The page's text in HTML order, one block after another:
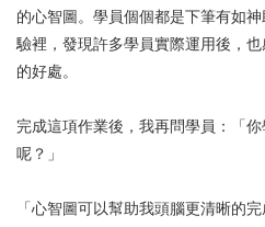
的心智圖。學員個個都是下筆有如
驗裡，發現許多學員實際運用後，
的好處。
完成這項作業後，我再問學員：「
呢？」
「心智圖可以幫助我頭腦更清晰的完